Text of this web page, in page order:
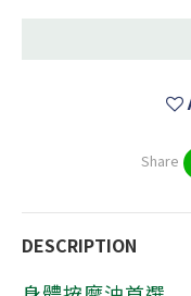
Share
DESCRIPTION